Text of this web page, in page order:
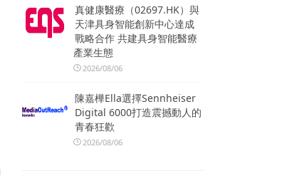
真健康醫療（02697.HK）與
天津具身智能創新中心達成
戰略合作 共建具身智能醫療
產業生態
2026/08/06
陳嘉樺Ella選擇Sennheiser
Digital 6000打造震撼動人的
青春狂歡
2026/08/06